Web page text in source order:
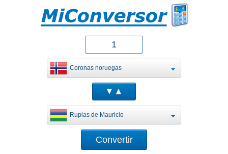
Coronas noruegas
Rupias de Mauricio